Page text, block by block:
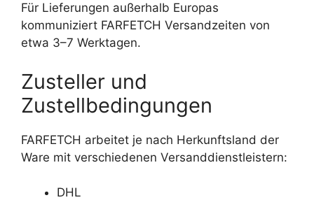
Für Lieferungen außerhalb Europas
kommuniziert FARFETCH Versandzeiten von
etwa 3–7 Werktagen.
Zusteller und
Zustellbedingungen
FARFETCH arbeitet je nach Herkunftsland der
Ware mit verschiedenen Versanddienstleistern:
DHL